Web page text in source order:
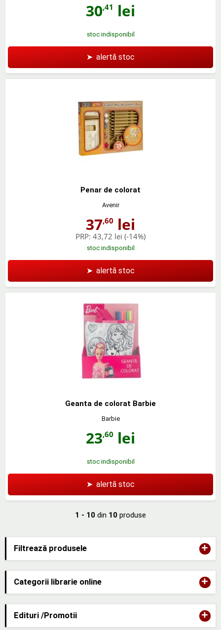
Filtrează produsele +
Categorii librarie online +
Edituri /Promotii +
30,41 lei
stoc indisponibil
➤ alertă stoc
Penar de colorat
Avenir
37,60 lei
PRP: 43,72 lei (-14%)
stoc indisponibil
➤ alertă stoc
Geanta de colorat Barbie
Barbie
23,60 lei
stoc indisponibil
➤ alertă stoc
1 - 10 din 10 produse